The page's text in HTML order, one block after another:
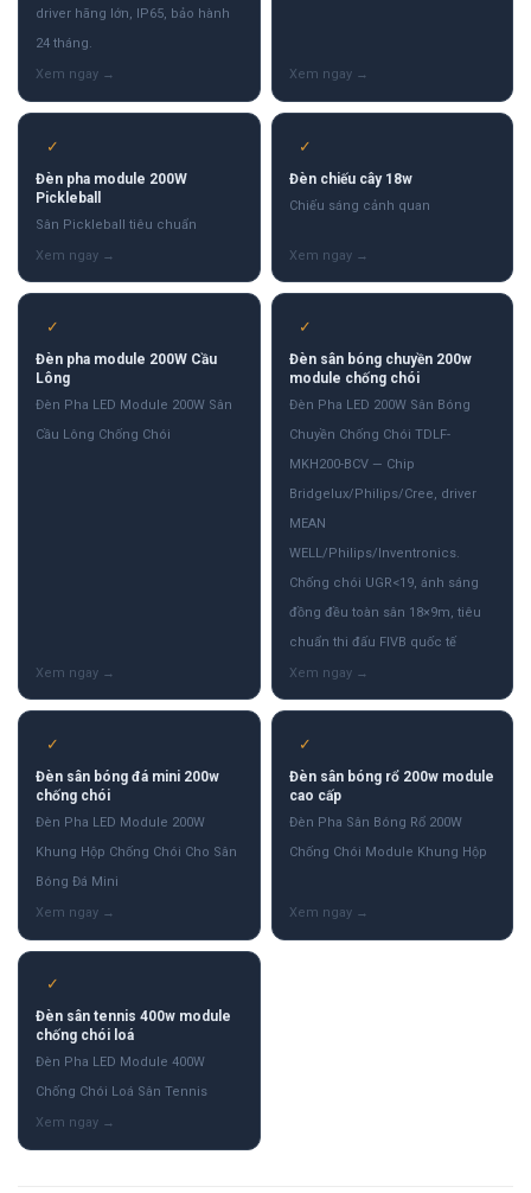
driver hãng lớn, IP65, bảo hành
24 tháng.
✓
Đèn pha module 200W
Pickleball
Sân Pickleball tiêu chuẩn
✓
Đèn chiếu cây 18w
Chiếu sáng cảnh quan
✓
Đèn pha module 200W Cầu
Lông
Đèn Pha LED Module 200W Sân
Cầu Lông Chống Chói
✓
Đèn sân bóng chuyền 200w
module chống chói
Đèn Pha LED 200W Sân Bóng
Chuyền Chống Chói TDLF-
MKH200-BCV — Chip
Bridgelux/Philips/Cree, driver
MEAN
WELL/Philips/Inventronics.
Chống chói UGR<19, ánh sáng
đồng đều toàn sân 18×9m, tiêu
chuẩn thi đấu FIVB quốc tế
✓
Đèn sân bóng đá mini 200w
chống chói
Đèn Pha LED Module 200W
Khung Hộp Chống Chói Cho Sân
Bóng Đá Mini
✓
Đèn sân bóng rổ 200w module
cao cấp
Đèn Pha Sân Bóng Rổ 200W
Chống Chói Module Khung Hộp
✓
Đèn sân tennis 400w module
chống chói loá
Đèn Pha LED Module 400W
Chống Chói Loá Sân Tennis